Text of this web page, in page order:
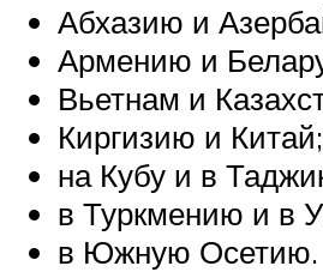
Абхазию и
Армению и
Вьетнам и
Киргизию и Китай;
на Кубу и в
в Туркмению и в
в Южную Осетию.